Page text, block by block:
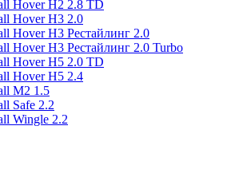
Hover H2 2.8 TD
Hover H3 2.0
Hover H3 Рестайлинг 2.0
Hover H3 Рестайлинг 2.0 Turbo
Hover H5 2.0 TD
Hover H5 2.4
M2 1.5
Safe 2.2
Wingle 2.2